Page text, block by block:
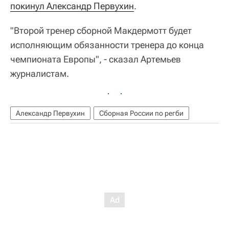
покинул Александр Первухин.
"Второй тренер сборной Макдермотт будет
исполняющим обязанности тренера до конца
чемпионата Европы", - сказал Артемьев
журналистам.
Александр Первухин Сборная России по регби